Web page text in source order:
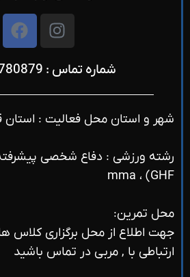
شماره تماس : 09377780879
شهر و استان محل فعالیت : استان
رشته ورزشی : دفاع شخصی
GHF) ، mma
محل تمرین:
جهت اطلاع از محل برگزاری کلاس
ارتباطی با , مربی در تماس باشید